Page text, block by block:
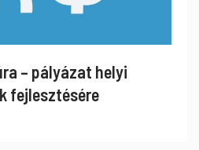
– pályázat helyi
fejlesztésére